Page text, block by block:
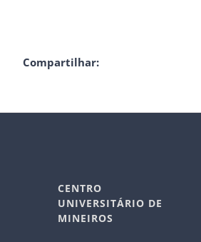
Compartilhar:
CENTRO
UNIVERSITÁRIO DE
MINEIROS